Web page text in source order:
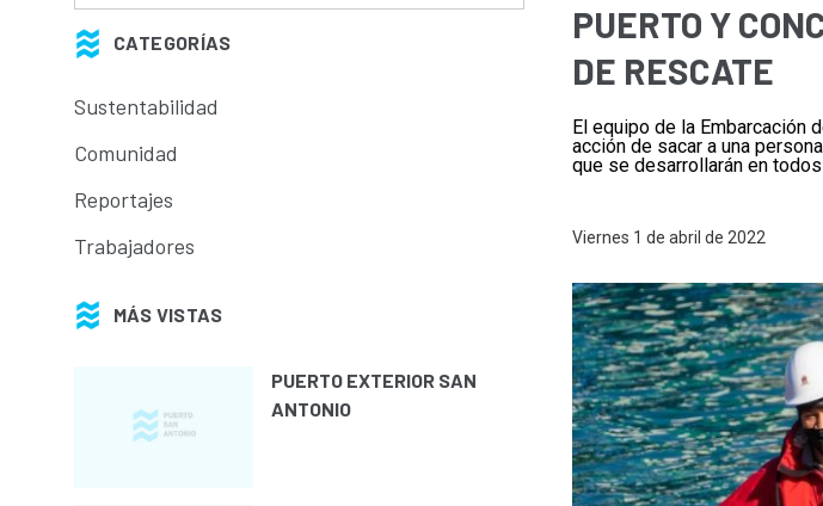
CATEGORÍAS
Sustentabilidad
Comunidad
Reportajes
Trabajadores
MÁS VISTAS
PUERTO EXTERIOR SAN
ANTONIO
PUERTO Y
DE RESCATE
El equipo de la Embarcación
acción de sacar a una
que se desarrollarán en
Viernes 1 de abril de 2022